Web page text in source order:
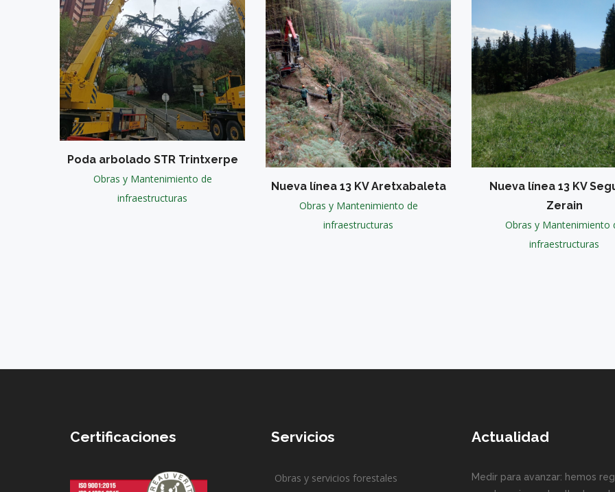
Poda arbolado STR Trintxerpe
Obras y Mantenimiento de
infraestructuras
Nueva línea 13 KV Aretxabaleta
Obras y Mantenimiento de
infraestructuras
Nueva línea 13 KV
Zerain
Obras y Mantenimiento
infraestructuras
Certificaciones Servicios
Obras y servicios forestales
Actualidad
Medir para avanzar: hemos